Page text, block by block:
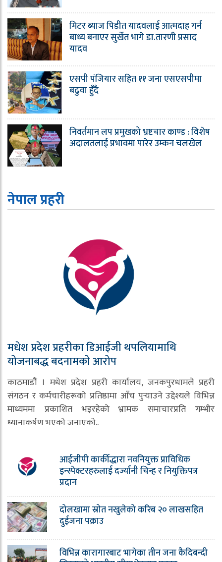
मिटर ब्याज पिडीत यादवलाई आत्मदाह गर्न
बाध्य बनाएर सुर्खेत भागे डा.तारणी प्रसाद
यादव
एसपी पंजियार सहित ११ जना एसएसपीमा
बढुवा हुँदै
निवर्तमान लप प्रमुखको भ्रष्टचार काण्ड : विशेष
अदालतलाई प्रभावमा पारेर उम्कन चलखेल
नेपाल प्रहरी
मधेश प्रदेश प्रहरीका डिआईजी थपलियामाथि
योजनाबद्ध बदनामको आरोप
काठमाडौं । मधेश प्रदेश प्रहरी कार्यालय, जनकपुरधामले प्रहरी
संगठन र कर्मचारीहरूको प्रतिष्ठामा आँच पुर्‍याउने उद्देश्यले विभिन्न
माध्यममा प्रकाशित भइरहेको भ्रामक समाचारप्रति गम्भीर
ध्यानाकर्षण भएको जनाएको..
आईजीपी कार्कीद्धारा नवनियुक्त प्राविधिक
इन्स्पेक्टरहरुलाई दर्ज्यानी चिन्ह र नियुक्तिपत्र
प्रदान
दोलखामा स्रोत नखुलेको करिब २० लाखसहित
दुईजना पक्राउ
विभिन्न कारागारबाट भागेका तीन जना कैदिबन्दी